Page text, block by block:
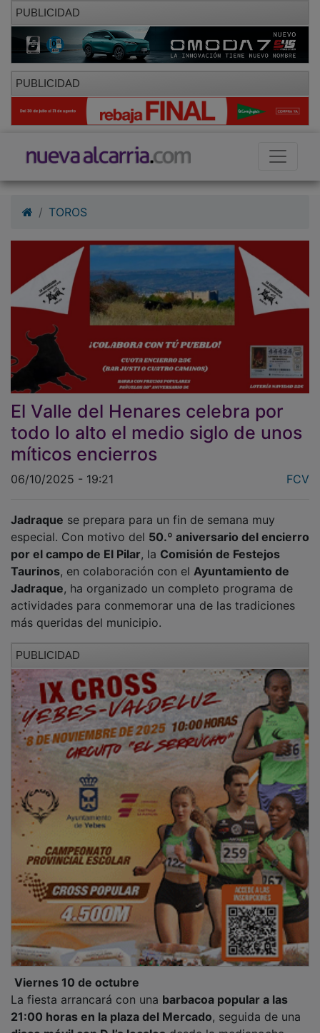
PUBLICIDAD
PUBLICIDAD
El Valle del Henares celebra por
todo lo alto el medio siglo de unos
míticos encierros
especial. Con motivo del50.º aniversario del encierro
por el campo de El Pilar, laComisión de Festejos
Taurinos, en colaboración con elAyuntamiento de
Jadraque , ha organizado un completo programa de
actividades para conmemorar una de las tradiciones
más queridas del municipio.
La fiesta arrancará con una
21:00 horas en la plaza del Mercado, seguida de una
disco móvil con DJ’s localesdesde la medianoche,